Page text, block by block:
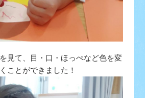
見て、目・口・ほっぺなど色を変
ことができました！